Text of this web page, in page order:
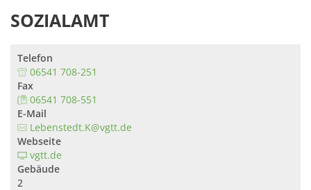
SOZIALAMT
Telefon
06541 708-251
Fax
06541 708-551
E-Mail
Lebenstedt.K@vgtt.de
Webseite
vgtt.de
Gebäude
2